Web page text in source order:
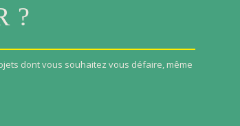
?
dont vous souhaitez vous défaire, même